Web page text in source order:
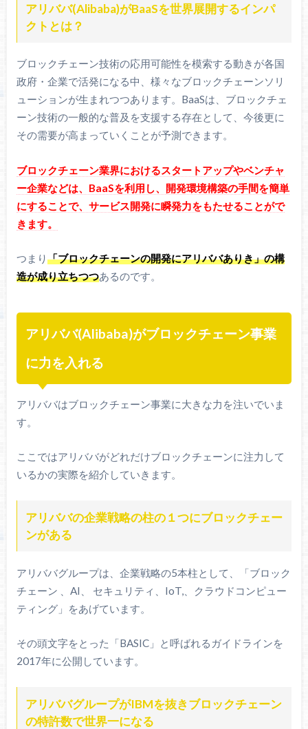
アリババ(Alibaba)がBaaSを世界展開するインパ
クトとは？
ブロックチェーン技術の応用可能性を模索する動きが各国
政府・企業で活発になる中、様々なブロックチェーンソリ
ューションが生まれつつあります。BaaSは、ブロックチェ
ーン技術の一般的な普及を支援する存在として、今後更に
その需要が高まっていくことが予測できます。
ブロックチェーン業界におけるスタートアップやベンチャ
ー企業などは、BaaSを利用し、開発環境構築の手間を簡単
にすることで、サービス開発に瞬発力をもたせることがで
きます。
つまり「ブロックチェーンの開発にアリババありき」の構
造が成り立ちつつあるのです。
アリババ(Alibaba)がブロックチェーン事業
に力を入れる
アリババはブロックチェーン事業に大きな力を注いでいま
す。
ここではアリババがどれだけブロックチェーンに注力して
いるかの実際を紹介していきます。
アリババの企業戦略の柱の１つにブロックチェー
ンがある
アリババグループは、企業戦略の5本柱として、「ブロック
チェーン 、AI、 セキュリティ、IoT,、クラウドコンピュー
ティング」をあげています。
その頭文字をとった「BASIC」と呼ばれるガイドラインを
2017年に公開しています。
アリババグループがIBMを抜きブロックチェーン
の特許数で世界一になる